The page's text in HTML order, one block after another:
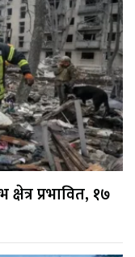
प्रभावित, १७